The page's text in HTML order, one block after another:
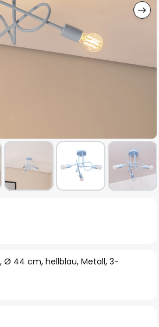
Ø 44 cm, hellblau, Metall, 3-